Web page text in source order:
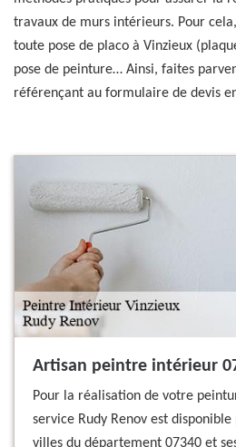
travaux de murs intérieurs. Pour
toute pose de placo à Vinzieux
pose de peinture… Ainsi, faites
référençant au formulaire de devis
Artisan peintre intérieur
Pour la réalisation de votre
service Rudy Renov est
villes du département 07340 et